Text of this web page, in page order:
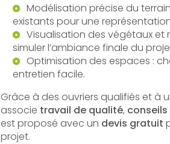
Modélisation précise du
existants pour une
Visualisation des végétaux et
simuler l’ambiance finale du
Optimisation des espaces :
entretien facile.
Grâce à des ouvriers qualifiés et
associe travail de qualité,
est proposé avec un devis gratuit
projet.